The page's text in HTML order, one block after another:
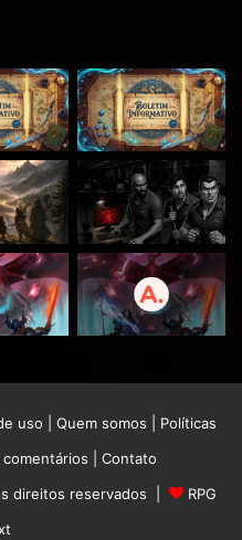
uso Quem somos
Políticas
Contato
direitos reservados |
RPG